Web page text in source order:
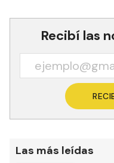
Recibí las
Las más leídas